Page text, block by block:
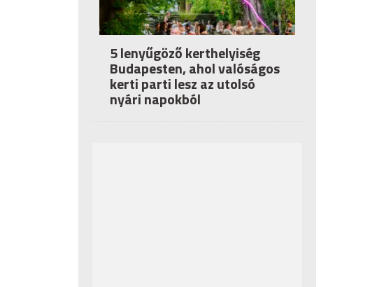
5 lenyűgöző kerthelyiség
Budapesten, ahol valóságos
kerti parti lesz az utolsó
nyári napokból